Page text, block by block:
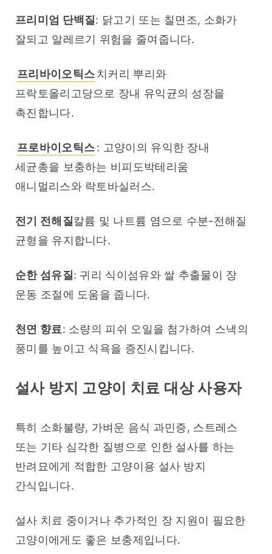
프리미엄 단백질 : 닭고기 또는 칠면조, 소화가
잘되고 알레르기 위험을 줄여줍니다.
프리바이오틱스치커리 뿌리와
프락토올리고당으로 장내 유익균의 성장을
촉진합니다.
프로바이오틱스: 고양이의 유익한 장내
세균총을 보충하는 비피도박테리움
애니멀리스와 락토바실러스.
전기 전해질 칼륨 및 나트륨 염으로 수분-전해질
균형을 유지합니다.
순한 섬유질 : 귀리 식이섬유와 쌀 추출물이 장
운동 조절에 도움을 줍니다.
천연 향료: 소량의 피쉬 오일을 첨가하여 스낵의
풍미를 높이고 식욕을 증진시킵니다.
설사 방지 고양이 치료 대상 사용자
특히 소화불량, 가벼운 음식 과민증, 스트레스
또는 기타 심각한 질병으로 인한 설사를 하는
반려묘에게 적합한 고양이용 설사 방지
간식입니다.
설사 치료 중이거나 추가적인 장 지원이 필요한
고양이에게도 좋은 보충제입니다.